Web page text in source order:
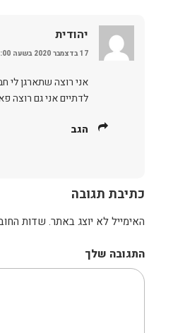
יהודית
17 בדצמבר 2020 בשעה 13:00
אני רוצה שתארגן לי
לדתיים אני גם רוצה
הגב
כתיבת תגובה
האימייל לא יוצג באתר.שדות
התגובה שלך